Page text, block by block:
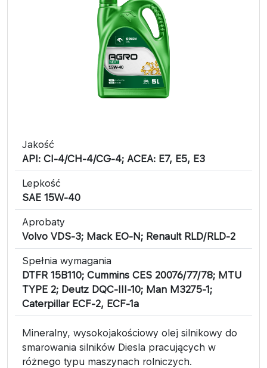
Jakość
API: CI-4/CH-4/CG-4; ACEA: E7, E5, E3
Lepkość
SAE 15W-40
Aprobaty
Volvo VDS-3; Mack EO-N; Renault RLD/RLD-2
Spełnia wymagania
DTFR 15B110; Cummins CES 20076/77/78; MTU
TYPE 2; Deutz DQC-III-10; Man M3275-1;
Caterpillar ECF-2, ECF-1a
Mineralny, wysokojakościowy olej silnikowy do
smarowania silników Diesla pracujących w
różnego typu maszynach rolniczych.